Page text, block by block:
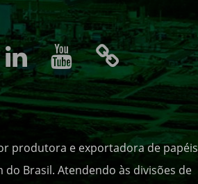
produtora e exportadora de papéis
do Brasil. Atendendo às divisões de